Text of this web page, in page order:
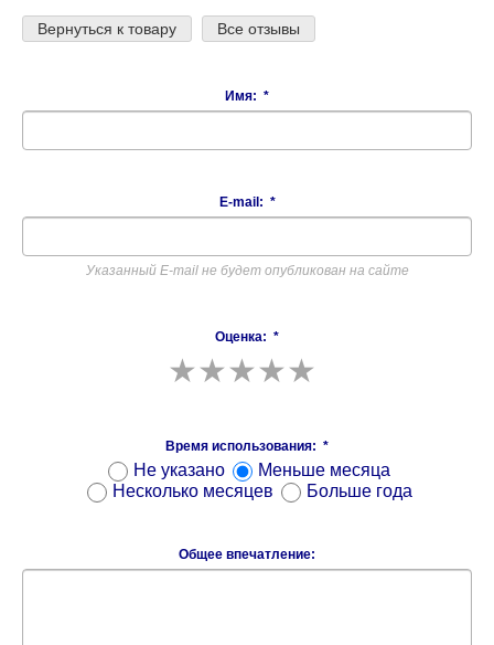
Вернуться к товару Все отзывы
Имя: *
E-mail: *
Указанный E-mail не будет опубликован на сайте
Оценка: *
Время использования: *
Не указано
Меньше месяца
Несколько месяцев
Больше года
Общее впечатление: